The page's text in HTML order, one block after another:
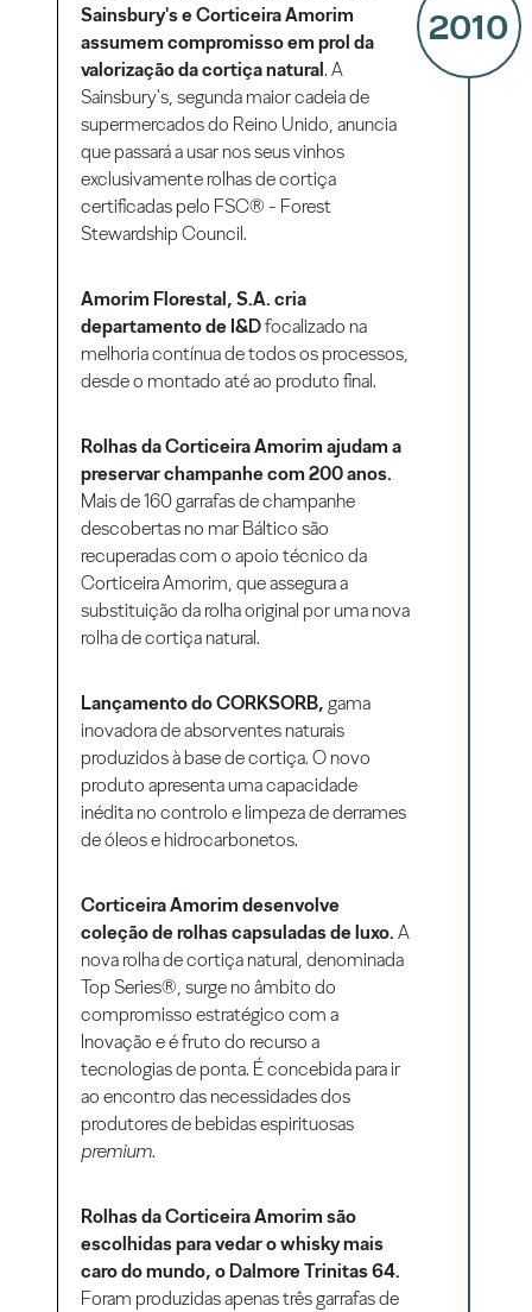
2010
Sainsbury's e Corticeira Amorim
assumem compromisso em prol da
valorização da cortiça natural. A
Sainsbury's, segunda maior cadeia de
supermercados do Reino Unido, anuncia
que passará a usar nos seus vinhos
exclusivamente rolhas de cortiça
certificadas pelo FSC® - Forest
Stewardship Council.
Amorim Florestal, S.A. cria
departamento de I&Dfocalizado na
melhoria contínua de todos os processos,
desde o montado até ao produto final.
Rolhas da Corticeira Amorim ajudam a
preservar champanhe com 200 anos.
Mais de 160 garrafas de champanhe
descobertas no mar Báltico são
recuperadas com o apoio técnico da
Corticeira Amorim, que assegura a
substituição da rolha original por uma nova
rolha de cortiça natural.
Lançamento do CORKSORB, gama
inovadora de absorventes naturais
produzidos à base de cortiça. O novo
produto apresenta uma capacidade
inédita no controlo e limpeza de derrames
de óleos e hidrocarbonetos.
Corticeira Amorim desenvolve
coleção de rolhas capsuladas de luxo.A
nova rolha de cortiça natural, denominada
Top Series®, surge no âmbito do
compromisso estratégico com a
Inovação e é fruto do recurso a
tecnologias de ponta. É concebida para ir
ao encontro das necessidades dos
produtores de bebidas espirituosas
premium.
Rolhas da Corticeira Amorim são
escolhidas para vedar o whisky mais
caro do mundo, o Dalmore Trinitas 64.
Foram produzidas apenas três garrafas de